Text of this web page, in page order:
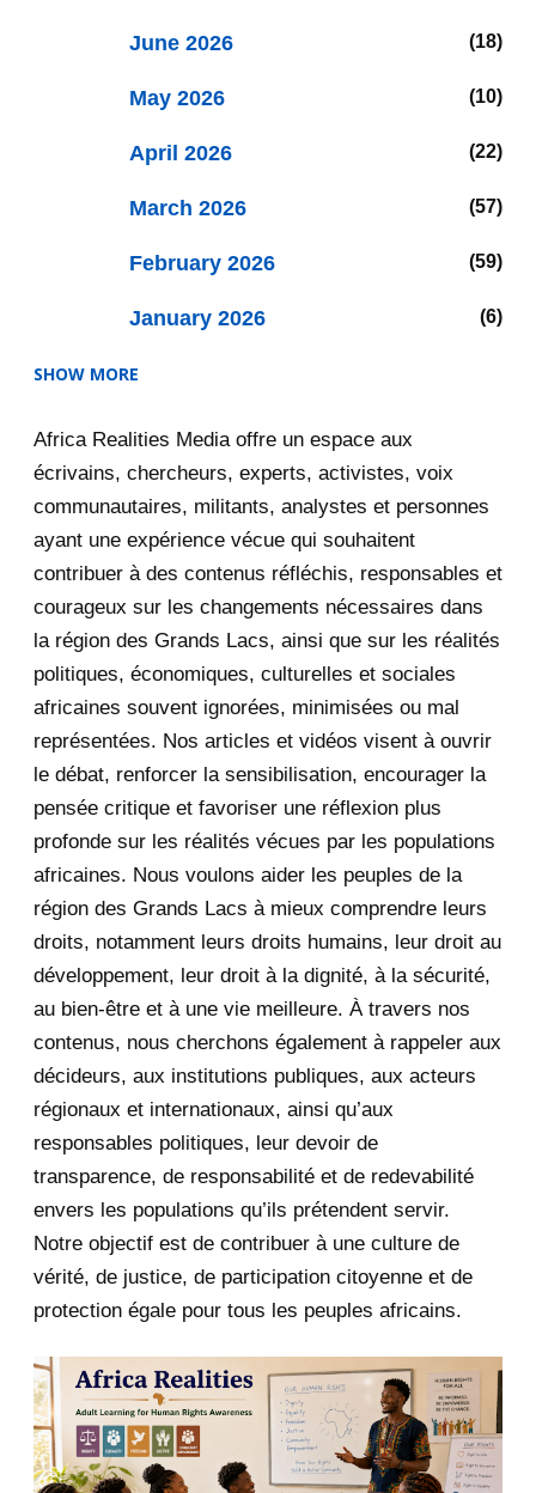
June 2026 18
May 2026 10
April 2026 22
March 2026 57
February 2026 59
January 2026 6
December 2025
November 2025 12
December 2020
November 2020
October 2020
September 2020
August 2020
July 2020
June 2020 20
May 2020
April 2020 4
January 2020
June 2019
2018
April 2018
March 2018
February 2018 1
1
SHOW MORE
Africa Realities Media offre un espace aux
écrivains, chercheurs, experts, activistes, voix
communautaires, militants, analystes et personnes
ayant une expérience vécue qui souhaitent
contribuer à des contenus réfléchis, responsables et
courageux sur les changements nécessaires dans
la région des Grands Lacs, ainsi que sur les réalités
politiques, économiques, culturelles et sociales
africaines souvent ignorées, minimisées ou mal
représentées. Nos articles et vidéos visent à ouvrir
le débat, renforcer la sensibilisation, encourager la
pensée critique et favoriser une réflexion plus
profonde sur les réalités vécues par les populations
africaines. Nous voulons aider les peuples de la
région des Grands Lacs à mieux comprendre leurs
droits, notamment leurs droits humains, leur droit au
développement, leur droit à la dignité, à la sécurité,
au bien-être et à une vie meilleure. À travers nos
contenus, nous cherchons également à rappeler aux
décideurs, aux institutions publiques, aux acteurs
régionaux et internationaux, ainsi qu’aux
responsables politiques, leur devoir de
transparence, de responsabilité et de redevabilité
envers les populations qu’ils prétendent servir.
Notre objectif est de contribuer à une culture de
vérité, de justice, de participation citoyenne et de
protection égale pour tous les peuples africains.